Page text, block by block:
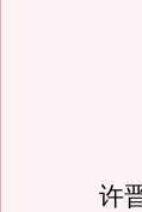
许晋